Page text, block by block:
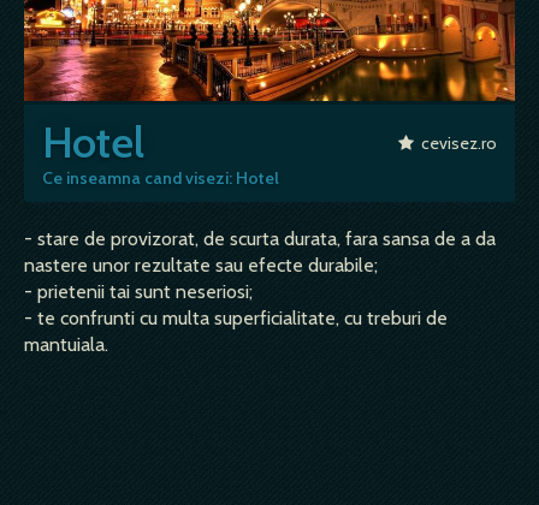
Hotel
Ce inseamna cand visezi: Hotel
cevisez.ro
- stare de provizorat, de scurta durata, fara sansa de a da
nastere unor rezultate sau efecte durabile;
- prietenii tai sunt neseriosi;
- te confrunti cu multa superficialitate, cu treburi de
mantuiala.